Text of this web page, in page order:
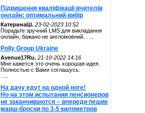
Підвищення кваліфікації вчителів
онлайн: оптимальний вибір
КатеринаШ. 23-02-2023 10:52
Порадьте зручний LMS для викладання
онлайн, бажано не англомовний. . ...
Polly Group Ukraine
Avenue17Ru. 21-10-2022 14:16
Мне кажется это очень хорошая идея.
Полностью с Вами соглашусь.
На дачу едут на одной ноге!
Но на этом испытания пенсионеров
не заканчиваются – впереди пешие
марш-броски по 3-5 километров